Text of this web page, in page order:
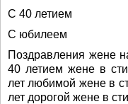
С 40 летием
С юбилеем
Поздравления жене
40 летием жене в
лет любимой жене в
лет дорогой жене в